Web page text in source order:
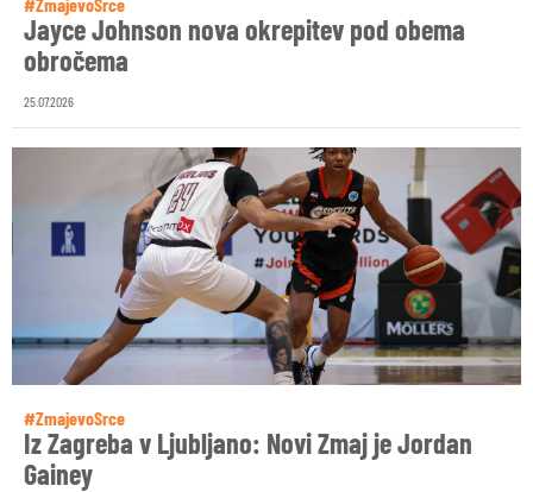
Jayce Johnson nova okrepitev pod obema
obročema
25.07.2026
#ZmajevoSrce
Iz Zagreba v Ljubljano: Novi Zmaj je Jordan
Gainey